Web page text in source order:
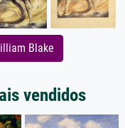
Blake
vendidos